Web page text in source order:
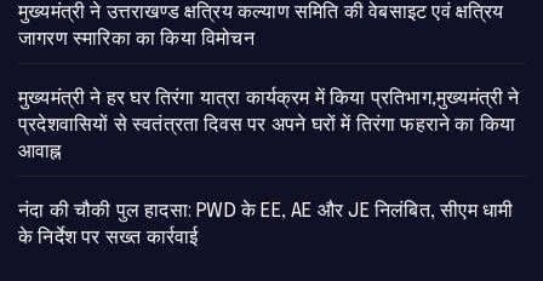
मुख्यमंत्री ने उत्तराखण्ड क्षत्रिय कल्याण समिति की वेबसाइट एवं क्षत्रिय
जागरण स्मारिका का किया विमोचन
मुख्यमंत्री ने हर घर तिरंगा यात्रा कार्यक्रम में किया प्रतिभाग,मुख्यमंत्री ने
प्रदेशवासियों से स्वतंत्रता दिवस पर अपने घरों में तिरंगा फहराने का किया
आवाह्न
नंदा की चौकी पुल हादसा: PWD के EE, AE और JE निलंबित, सीएम धामी
के निर्देश पर सख्त कार्रवाई